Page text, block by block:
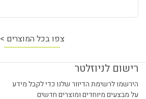
צפו בכל המוצרים >
רישום לניוזלטר
הירשמו לרשימת הדיוור שלנו כדי לקבל מידע
על מבצעים מיוחדים ומוצרים חדשים